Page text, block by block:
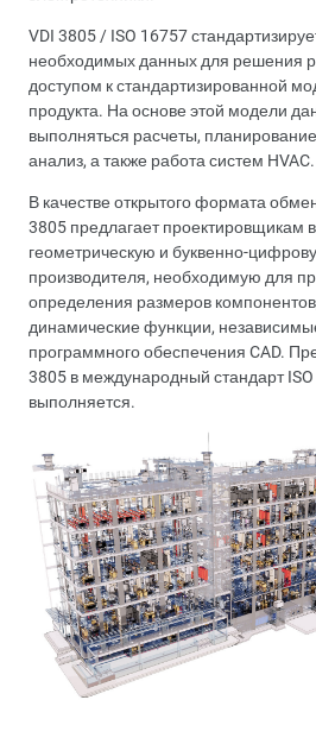
VDI 3805 / ISO 16757
необходимых данных для решения
доступом к стандартизированной
продукта. На основе этой модели
выполняться расчеты,
анализ, а также работа систем HVAC.
В качестве открытого формата
3805 предлагает проектировщикам
геометрическую и буквенно-
производителя, необходимую для
определения размеров
динамические функции,
программного обеспечения CAD.
3805 в международный стандарт
выполняется.